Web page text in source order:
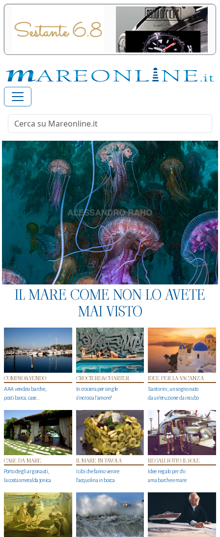
IL MARE COME NON LO AVETE
MAI VISTO
COMPRO&VENDO
AAA vendesi barche,
posti barca, case…
CROCIERE&CHARTER
In crociera per single
s'incrocia l’amore?
IDEE PER LA VACANZA
Santorini, un sogno nato
da un’eruzione da incubo
CASE DA MARE
Porto degli argonauti,
la costa smeralda jonica
IL MARE IN TAVOLA
I cibi che fanno venire
l’acquolina in bocca
REGALI SOTTO IL SOLE
Idee regalo per chi
ama barche e mare